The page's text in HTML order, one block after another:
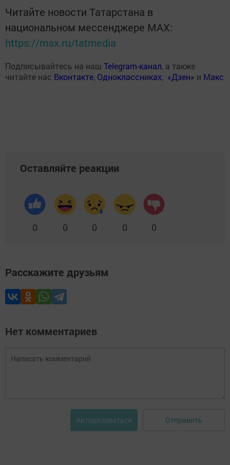
Читайте новости Татарстана в
национальном мессенджере MАХ:
https://max.ru/tatmedia
Подписывайтесь на наш Telegram-канал, а также
читайте нас Вконтакте, Одноклассниках, «Дзен» и Макс
Оставляйте реакции
0 0 0 0 0
Расскажите друзьям
Нет комментариев
Авторизоваться Отправить